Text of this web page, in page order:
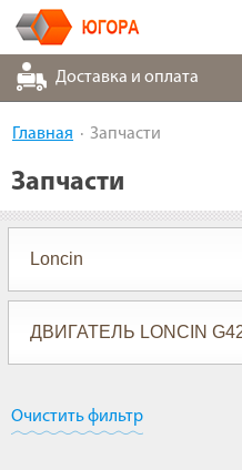
Оборудование
Контакты
О компании
Доставка и оплата
Главная Запчасти
Запчасти
Очистить фильтр